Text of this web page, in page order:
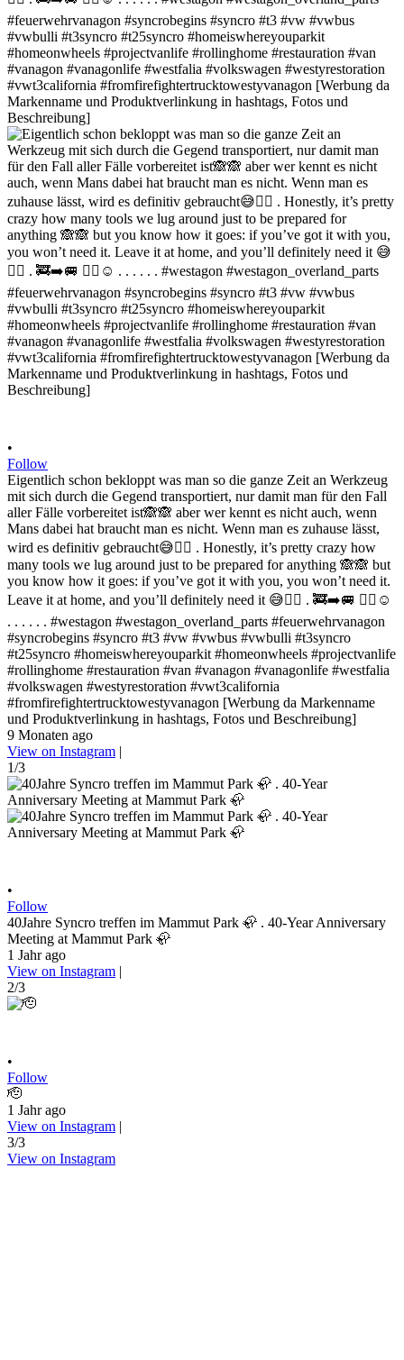
•
Follow
Eigentlich schon bekloppt was man so die ganze Zeit an Werkzeug
mit sich durch die Gegend transportiert, nur damit man für den Fall
aller Fälle vorbereitet ist🙈🙈 aber wer kennt es nicht auch, wenn
Mans dabei hat braucht man es nicht. Wenn man es zuhause lässt,
wird es definitiv gebraucht😅✌🏻 . Honestly, it’s pretty crazy how
many tools we lug around just to be prepared for anything 🙈🙈 but
you know how it goes: if you’ve got it with you, you won’t need it.
Leave it at home, and you’ll definitely need it 😅✌🏻 . 🚒➡️🚐 ✌🏻☺️
. . . . . . #westagon #westagon_overland_parts #feuerwehrvanagon
#syncrobegins #syncro #t3 #vw #vwbus #vwbulli #t3syncro
#t25syncro #homeiswhereyouparkit #homeonwheels #projectvanlife
#rollinghome #restauration #van #vanagon #vanagonlife #westfalia
#volkswagen #westyrestoration #vwt3california
#fromfirefightertrucktowestyvanagon [Werbung da Markenname
und Produktverlinkung in hashtags, Fotos und Beschreibung]
9 Monaten ago
View on Instagram |
1/3
•
Follow
40Jahre Syncro treffen im Mammut Park 🦣 . 40-Year Anniversary
Meeting at Mammut Park 🦣
1 Jahr ago
View on Instagram |
2/3
•
Follow
🫡
1 Jahr ago
View on Instagram |
3/3
View on Instagram